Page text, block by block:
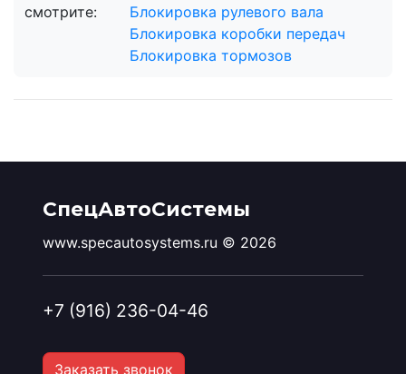
смотрите:
Блокировка рулевого вала
Блокировка коробки передач
Блокировка тормозов
СпецАвтоСистемы
www.specautosystems.ru © 2026
+7 (916) 236-04-46
Заказать звонок